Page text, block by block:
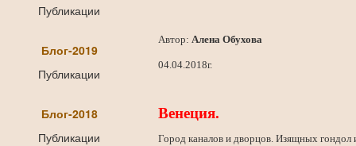
Публикации
Блог-2019
Публикации
Блог-2018
Публикации
Автор:Алена Обухова
04.04.2018г.
Венеция.
Город каналов и дворцов. Изящных гондол